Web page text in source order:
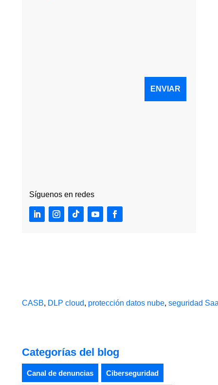
Síguenos en redes
CASB, DLP cloud, protección datos nube, seguridad
Categorías del blog
Canal de denuncias Ciberseguridad